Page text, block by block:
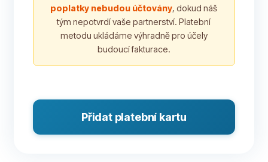
poplatky nebudou účtovány, dokud náš
tým nepotvrdí vaše partnerství. Platební
metodu ukládáme výhradně pro účely
budoucí fakturace.
Přidat platební kartu